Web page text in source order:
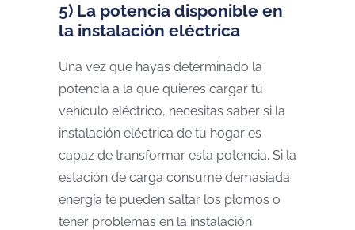
5) La potencia disponible en
la instalación eléctrica
Una vez que hayas determinado la
potencia a la que quieres cargar tu
vehículo eléctrico, necesitas saber si la
instalación eléctrica de tu hogar es
capaz de transformar esta potencia. Si la
estación de carga consume demasiada
energía te pueden saltar los plomos o
tener problemas en la instalación